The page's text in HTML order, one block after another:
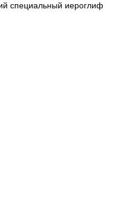
специальный иероглиф